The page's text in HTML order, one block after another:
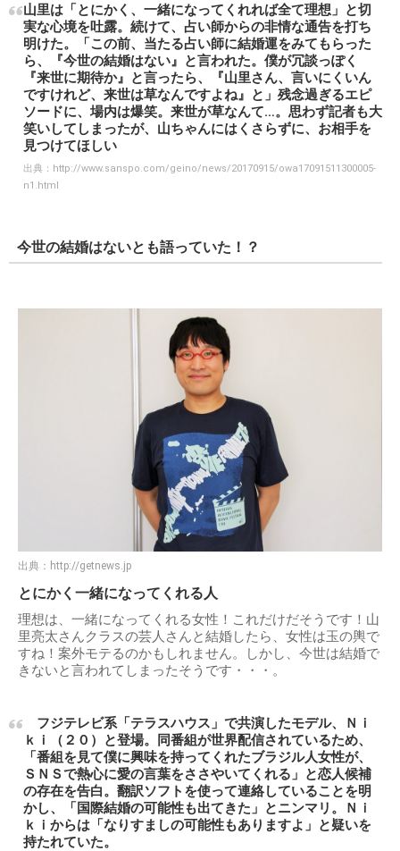
山里は「とにかく、一緒になってくれれば全て理想」と切
実な心境を吐露。続けて、占い師からの非情な通告を打ち
明けた。「この前、当たる占い師に結婚運をみてもらった
ら、『今世の結婚はない』と言われた。僕が冗談っぽく
『来世に期待か』と言ったら、『山里さん、言いにくいん
ですけれど、来世は草なんですよね』と」残念過ぎるエピ
ソードに、場内は爆笑。来世が草なんて…。思わず記者も大
笑いしてしまったが、山ちゃんにはくさらずに、お相手を
見つけてほしい
出典： http://www.sanspo.com/geino/news/20170915/owa17091511300005-
n1.html
今世の結婚はないとも語っていた！？
出典： http://getnews.jp
とにかく一緒になってくれる人
理想は、一緒になってくれる女性！これだけだそうです！山
里亮太さんクラスの芸人さんと結婚したら、女性は玉の輿で
すね！案外モテるのかもしれません。しかし、今世は結婚で
きないと言われてしまったそうです・・・。
フジテレビ系「テラスハウス」で共演したモデル、Ｎｉ
ｋｉ（２０）と登場。同番組が世界配信されているため、
「番組を見て僕に興味を持ってくれたブラジル人女性が、
ＳＮＳで熱心に愛の言葉をささやいてくれる」と恋人候補
の存在を告白。翻訳ソフトを使って連絡していることを明
かし、「国際結婚の可能性も出てきた」とニンマリ。Ｎｉ
ｋｉからは「なりすましの可能性もありますよ」と疑いを
持たれていた。